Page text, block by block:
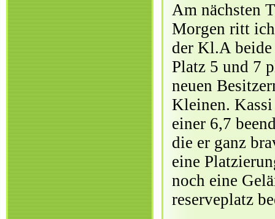
Am nächsten
Morgen ritt
der Kl.A
Platz 5 und 7
neuen
Kleinen.
einer 6,7
die er ganz
eine
noch eine
reserveplatz